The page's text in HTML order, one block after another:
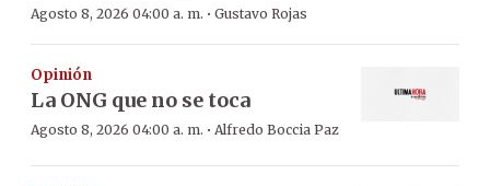
Agosto 8, 2026 04:00 a. m. · Gustavo Rojas
Opinión
La ONG que no se toca
Agosto 8, 2026 04:00 a. m. · Alfredo Boccia Paz